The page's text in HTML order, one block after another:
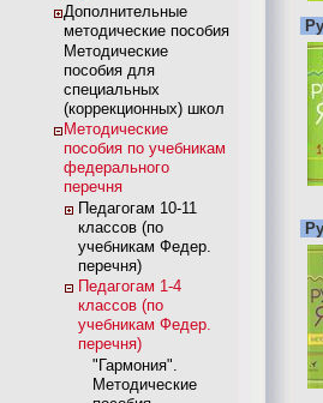
Дополнительные
методические пособия
Методические
пособия для
специальных
(коррекционных) школ
Методические
пособия по учебникам
федерального
перечня
Педагогам 10-11
классов (по
учебникам Федер.
перечня)
Педагогам 1-4
классов (по
учебникам Федер.
перечня)
"Гармония".
Методические